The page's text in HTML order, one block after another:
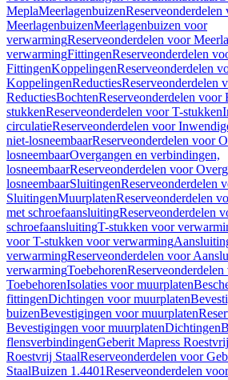
MeplaMeerlagenbuizenReserveonderdelen
MeerlagenbuizenMeerlagenbuizen voor
verwarmingReserveonderdelen voor
verwarmingFittingenReserveonderdelen
FittingenKoppelingenReserveonderdelen
KoppelingenReductiesReserveonderdelen
ReductiesBochtenReserveonderdelen voor
stukkenReserveonderdelen voor T-stukken
circulatieReserveonderdelen voor
niet-losneembaarReserveonderdelen voor
losneembaarOvergangen en verbindingen,
losneembaarReserveonderdelen voor
losneembaarSluitingenReserveonderdelen
SluitingenMuurplatenReserveonderdelen
met schroefaansluitingReserveonderdelen
schroefaansluitingT-stukken voor
voor T-stukken voor verwarming
verwarmingReserveonderdelen voor
verwarmingToebehorenReserveonderdelen
ToebehorenIsolaties voor muurplaten
fittingenDichtingen voor muurplaten
buizenBevestigingen voor muurplaten
Bevestigingen voor muurplatenDichtingen
flensverbindingenGeberit Mapress
Roestvrij StaalReserveonderdelen voor
StaalBuizen 1.4401Reserveonderdelen